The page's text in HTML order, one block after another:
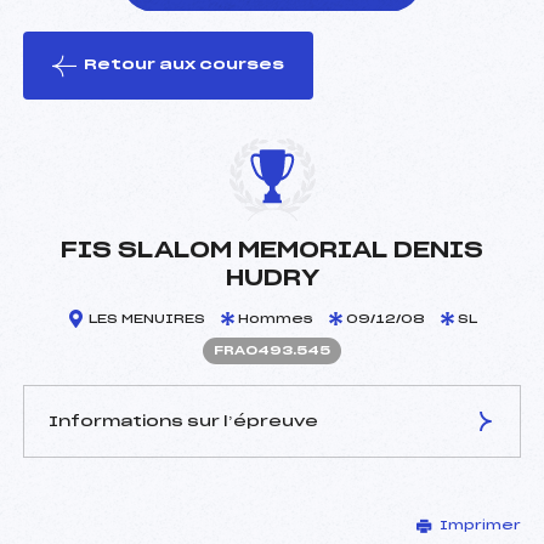
le ski
Retour aux courses
FIS SLALOM MEMORIAL DENIS
HUDRY
LES MENUIRES Hommes 09/12/08 SL
FRA0493.545
Informations sur l’épreuve
CRESPO ANTONI (AND)
Imprimer